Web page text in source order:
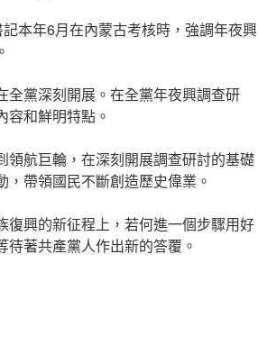
本年6月在內蒙古考核時，強調年夜興
全黨深刻開展。在全黨年夜興調查研
和鮮明特點。
航巨輪，在深刻開展調查研討的基礎
帶領國民不斷創造歷史偉業。
興的新征程上，若何進一個步驟用好
著共產黨人作出新的答覆。